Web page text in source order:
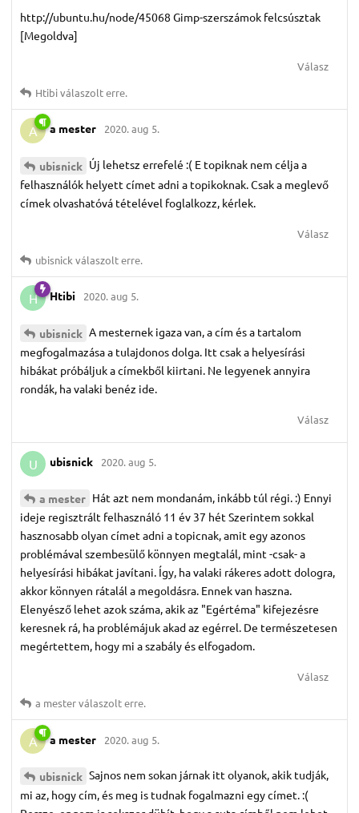
http://ubuntu.hu/node/45068 Gimp-szerszámok felcsúsztak
[Megoldva]
Válasz
Htibiválaszolt erre.
A a mester 2020. aug 5.
ubisnick Új lehetsz errefelé :( E topiknak nem célja a
felhasználók helyett címet adni a topikoknak. Csak a meglevő
címek olvashatóvá tételével foglalkozz, kérlek.
Válasz
ubisnick válaszolt erre.
H Htibi 2020. aug 5.
ubisnick A mesternek igaza van, a cím és a tartalom
megfogalmazása a tulajdonos dolga. Itt csak a helyesírási
hibákat próbáljuk a címekből kiirtani. Ne legyenek annyira
rondák, ha valaki benéz ide.
Válasz
U ubisnick 2020. aug 5.
a mester Hát azt nem mondanám, inkább túl régi. :) Ennyi
ideje regisztrált felhasználó 11 év 37 hét Szerintem sokkal
hasznosabb olyan címet adni a topicnak, amit egy azonos
problémával szembesülő könnyen megtalál, mint -csak- a
helyesírási hibákat javítani. Így, ha valaki rákeres adott dologra,
akkor könnyen rátalál a megoldásra. Ennek van haszna.
Elenyésző lehet azok száma, akik az "Egértéma" kifejezésre
keresnek rá, ha problémájuk akad az egérrel. De természetesen
megértettem, hogy mi a szabály és elfogadom.
Válasz
a mesterválaszolt erre.
A a mester 2020. aug 5.
ubisnick Sajnos nem sokan járnak itt olyanok, akik tudják,
mi az, hogy cím, és meg is tudnak fogalmazni egy címet. :(